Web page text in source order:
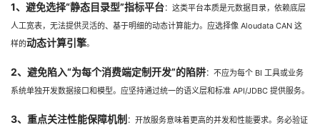
1、避免选择“静态目录型”指标平台：这类平台本质是元数据目录，依赖底层
人工宽表，无法提供灵活的、基于明细的动态计算能力。应选择像 Aloudata CAN 这
样的动态计算引擎。
2、避免陷入“为每个消费端定制开发”的陷阱：不应为每个 BI 工具或业务
系统单独开发数据接口和模型。应坚持通过统一的语义层和标准 API/JDBC 提供服务。
3、重点关注性能保障机制 ：开放服务意味着更高的并发和性能要求。务必验证